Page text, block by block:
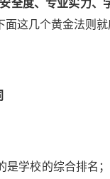
全度、专业实力、
这几个黄金法则就
学校的综合排名